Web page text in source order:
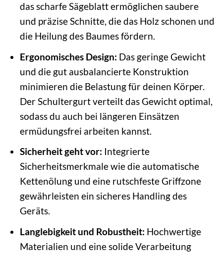
das scharfe Sägeblatt ermöglichen saubere
und präzise Schnitte, die das Holz schonen und
die Heilung des Baumes fördern.
Ergonomisches Design: Das geringe Gewicht
und die gut ausbalancierte Konstruktion
minimieren die Belastung für deinen Körper.
Der Schultergurt verteilt das Gewicht optimal,
sodass du auch bei längeren Einsätzen
ermüdungsfrei arbeiten kannst.
Sicherheit geht vor: Integrierte
Sicherheitsmerkmale wie die automatische
Kettenölung und eine rutschfeste Griffzone
gewährleisten ein sicheres Handling des
Geräts.
Langlebigkeit und Robustheit: Hochwertige
Materialien und eine solide Verarbeitung